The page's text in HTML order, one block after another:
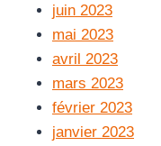
juin 2023
mai 2023
avril 2023
mars 2023
février 2023
janvier 2023